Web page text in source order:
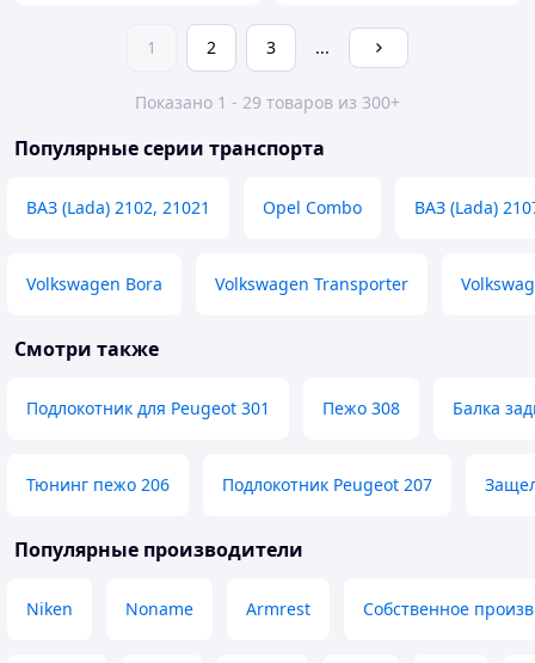
1 2 3 ...
Показано 1 - 29 товаров из 300+
Популярные серии транспорта
ВАЗ (Lada) 2102, 21021 Opel Combo ВАЗ (Lada)
Volkswagen Bora Volkswagen Transporter
Смотри также
Подлокотник для Peugeot 301 Пежо 308 Балка
Тюнинг пежо 206 Подлокотник Peugeot 207
Популярные производители
Niken Noname Armrest Собственное